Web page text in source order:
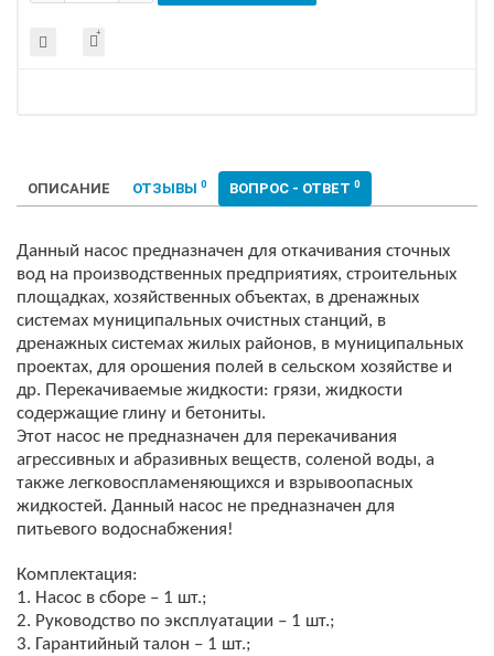
ОПИСАНИЕ ОТЗЫВЫ 0 ВОПРОС - ОТВЕТ 0
Данный насос предназначен для откачивания сточных
вод на производственных предприятиях, строительных
площадках, хозяйственных объектах, в дренажных
системах муниципальных очистных станций, в
дренажных системах жилых районов, в муниципальных
проектах, для орошения полей в сельском хозяйстве и
др. Перекачиваемые жидкости: грязи, жидкости
содержащие глину и бетониты.
Этот насос не предназначен для перекачивания
агрессивных и абразивных веществ, соленой воды, а
также легковоспламеняющихся и взрывоопасных
жидкостей. Данный насос не предназначен для
питьевого водоснабжения!
Комплектация:
1. Насос в сборе – 1 шт.;
2. Руководство по эксплуатации – 1 шт.;
3. Гарантийный талон – 1 шт.;